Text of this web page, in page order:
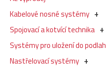
Kabelové nosné systémy
Spojovací a kotvící technika
Systémy pro uložení do podlah
Nastřelovací systémy